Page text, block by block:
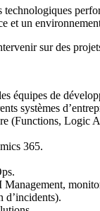
et un
sur des
équipes de
systèmes
(Functions, Logic
365.
d’incidents).